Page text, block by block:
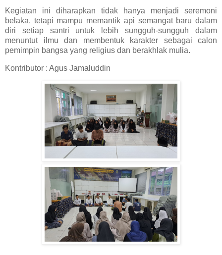
Kegiatan ini diharapkan tidak hanya menjadi seremoni
belaka, tetapi mampu memantik api semangat baru dalam
diri setiap santri untuk lebih sungguh-sungguh dalam
menuntut ilmu dan membentuk karakter sebagai calon
pemimpin bangsa yang religius dan berakhlak mulia.
Kontributor : Agus Jamaluddin